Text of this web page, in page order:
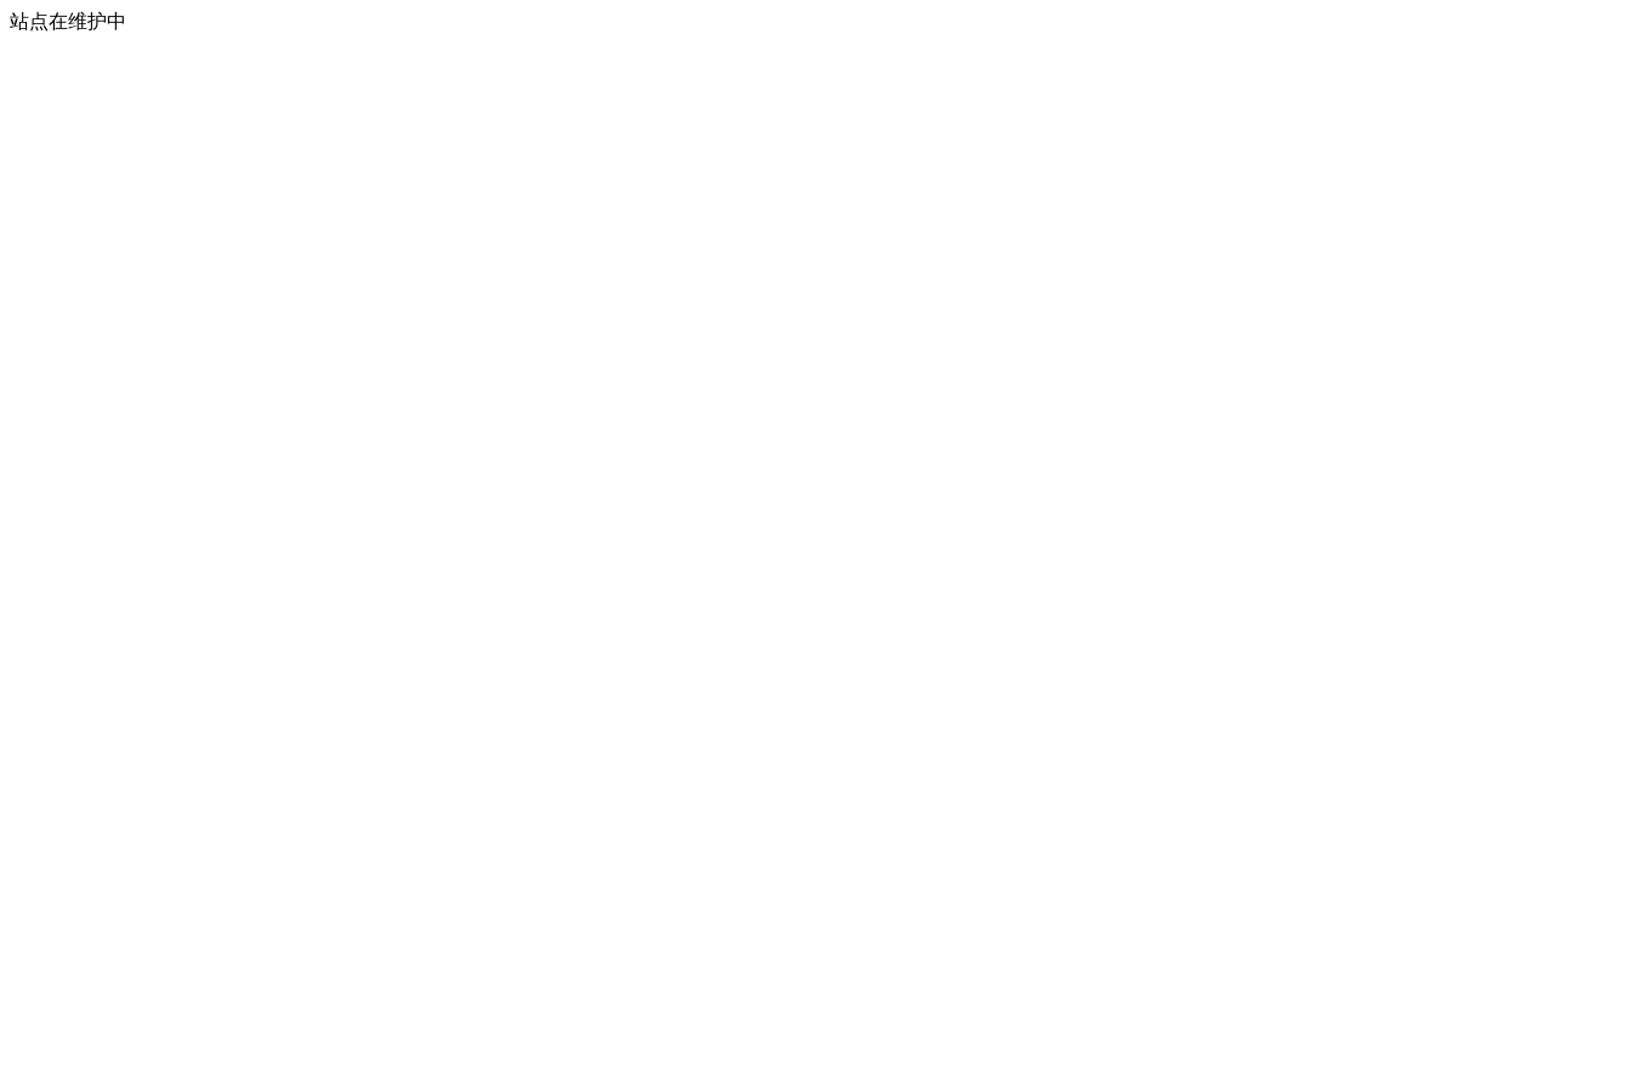
站点在维护中